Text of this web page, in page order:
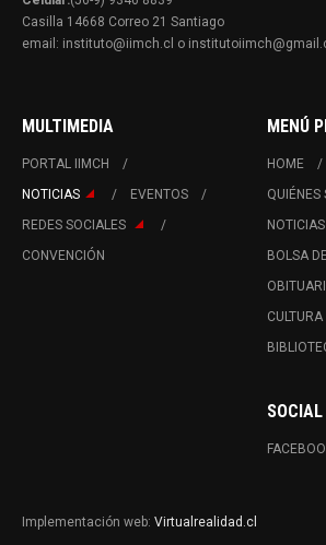
Casilla 14668 Correo 21 Santiago
email: instituto@iimch.cl o
MULTIMEDIA
PORTAL IIMCH
NOTICIAS
EVENTOS
REDES SOCIALES
CONVENCIÓN
MENÚ
HOME
QUIÉNES
NOTICIAS
BOLSA
SOCIAL
Implementación web: Virtualrealidad.cl